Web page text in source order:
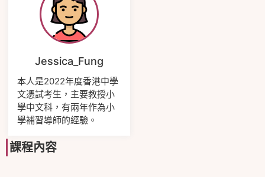
Jessica_Fung
本人是2022年度香港中學
文憑試考生，主要教授小
學中文科，有兩年作為小
學補習導師的經驗。
課程內容